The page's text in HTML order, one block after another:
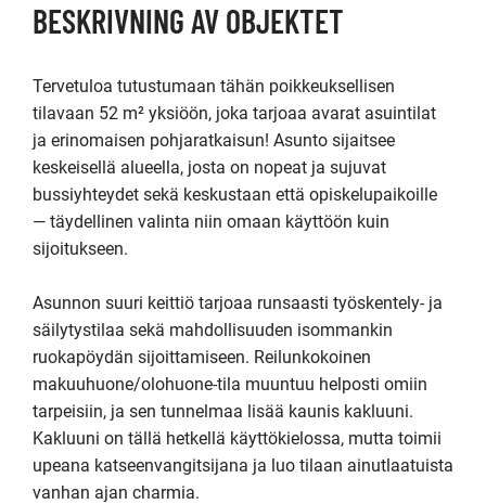
BESKRIVNING AV OBJEKTET
Tervetuloa tutustumaan tähän poikkeuksellisen
tilavaan 52 m² yksiöön, joka tarjoaa avarat asuintilat
ja erinomaisen pohjaratkaisun! Asunto sijaitsee
keskeisellä alueella, josta on nopeat ja sujuvat
bussiyhteydet sekä keskustaan että opiskelupaikoille
— täydellinen valinta niin omaan käyttöön kuin
sijoitukseen.
Asunnon suuri keittiö tarjoaa runsaasti työskentely- ja
säilytystilaa sekä mahdollisuuden isommankin
ruokapöydän sijoittamiseen. Reilunkokoinen
makuuhuone/olohuone-tila muuntuu helposti omiin
tarpeisiin, ja sen tunnelmaa lisää kaunis kakluuni.
Kakluuni on tällä hetkellä käyttökielossa, mutta toimii
upeana katseenvangitsijana ja luo tilaan ainutlaatuista
vanhan ajan charmia.